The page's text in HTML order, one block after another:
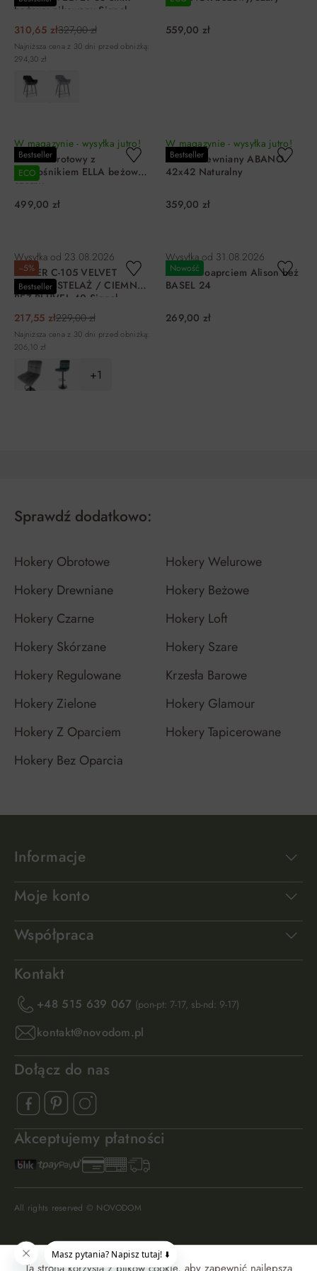
beżowy pikowany Signal
310,65 zł327,00 zł
Najniższa cena z 30 dni przed obniżką:
294,30 zł
559,00 zł
Bestseller
ECO
W magazynie - wysyłka jutro!
Hoker obrotowy z
podnośnikiem ELLA beżowy,
czarny
499,00 zł
Bestseller
W magazynie - wysyłka jutro!
Hoker drewniany ABANO
42x42 Naturalny
359,00 zł
−5%
Bestseller
Wysyłka od 23.08.2026
HOKER C-105 VELVET
CZARNY STELAŻ / CIEMNY
BEŻ BLUVEL 40 Signal
217,55 zł229,00 zł
Najniższa cena z 30 dni przed obniżką:
206,10 zł
+1
Nowość
Wysyłka od 31.08.2026
Hoker z oaprciem Alison beż
BASEL 24
269,00 zł
Sprawdź dodatkowo:
Hokery Obrotowe
Hokery Welurowe
Hokery Drewniane
Hokery Beżowe
Hokery Czarne
Hokery Loft
Hokery Skórzane
Hokery Szare
Hokery Regulowane
Krzesła Barowe
Hokery Zielone
Hokery Glamour
Hokery Z Oparciem
Hokery Tapicerowane
Hokery Bez Oparcia
Informacje
Moje konto
Współpraca
Kontakt
+48 515 639 067 (pon-pt: 7-17, sb-nd: 9-17)
kontakt@novodom.pl
Dołącz do nas
Akceptujemy płatności
All rights reserved © NOVODOM